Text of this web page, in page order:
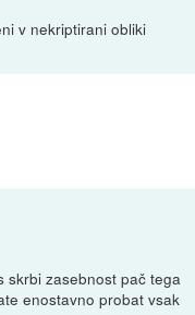
v nekriptirani obliki
skrbi zasebnost pač tega
enostavno probat vsak